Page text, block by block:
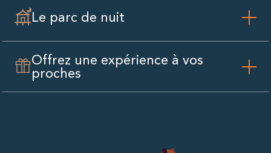
Le parc de nuit
Offrez une expérience à vos
proches